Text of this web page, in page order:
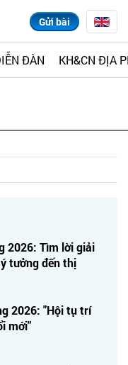
Gửi bài
ĐÀN KH&CN ĐỊA
2026: Tìm lời giải
tưởng đến thị
2026: "Hội tụ trí
mới"